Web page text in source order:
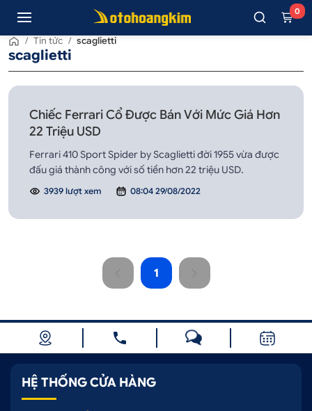
0
/ Tin tức / scaglietti
scaglietti
Chiếc Ferrari Cổ Được Bán Với Mức Giá Hơn
22 Triệu USD
Ferrari 410 Sport Spider by Scaglietti đời 1955 vừa được
đấu giá thành công với số tiền hơn 22 triệu USD.
3939 lượt xem 08:04 29/08/2022
1
HỆ THỐNG CỬA HÀNG